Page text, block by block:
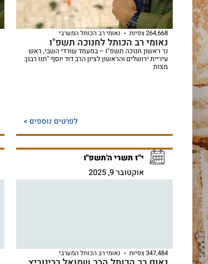
264,668 צפיות נאומי רב הכותל המערבי
נאומי רב הכותל לחנוכה תשפ"ו
נר ראשון חנוכה תשפ"ו – במעמד שורדי השבי, ראש
עיריית ירושלים והראשון לציון הרב דוד יוסף "תנו רבנן:
מצות
לפרטים נוספים >
י"ז תשרי ה'תשפ"ו
אוקטובר 9, 2025
347,484 צפיות נאומי רב הכותל המערבי